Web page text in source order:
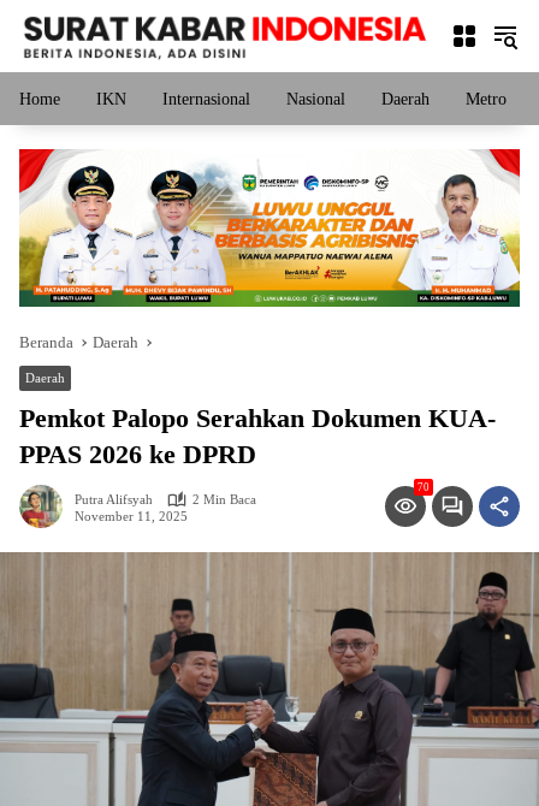
Langsung
konten
Home IKN Internasional Nasional Daerah Metro
Beranda Daerah
Daerah
Pemkot Palopo Serahkan Dokumen KUA-
PPAS 2026 ke DPRD
Putra Alifsyah
2 Min Baca
November 11, 2025
70